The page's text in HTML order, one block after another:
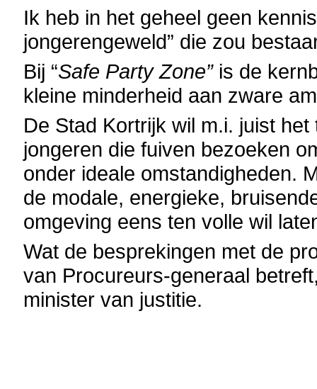
Ik heb in het geheel geen
jongerengeweld” die zou
Bij “Safe Party Zone”is de
kleine minderheid aan zware
De Stad Kortrijk wil m.i. juist
jongeren die fuiven bezoeken
onder ideale omstandigheden.
de modale, energieke,
omgeving eens ten volle wil
Wat de besprekingen met de
van Procureurs-generaal
minister van justitie.